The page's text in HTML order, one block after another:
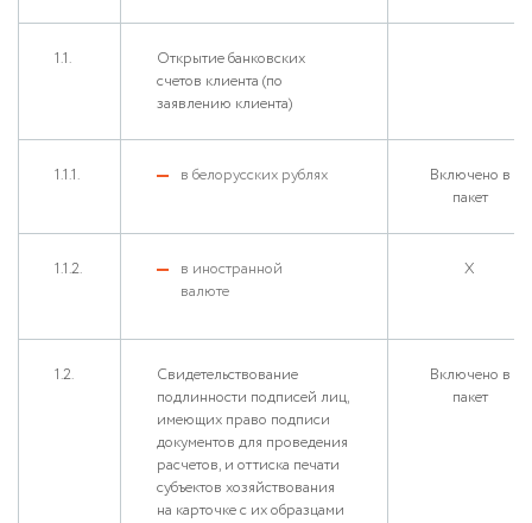
1.1.
Открытие банковских
счетов клиента (по
заявлению клиента)
1.1.1. в белорусских рублях
Включено в
пакет
1.1.2.
в иностранной
валюте
Х
1.2.
Свидетельствование
подлинности подписей лиц,
имеющих право подписи
документов для проведения
расчетов, и оттиска печати
субъектов хозяйствования
на карточке с их образцами
Включено в
пакет